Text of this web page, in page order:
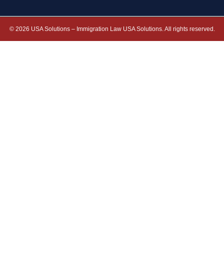
© 2026 USA Solutions – Immigration Law USA Solutions. All rights reserved.